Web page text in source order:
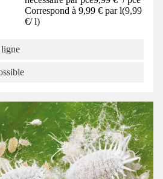
Correspond à 9,99 € par l(9,99
€/ l)